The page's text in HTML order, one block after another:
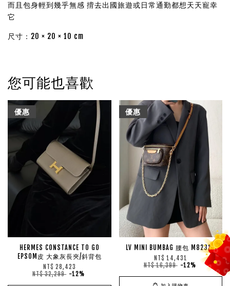
而且包身輕到幾乎無感 揹去出國旅遊或日常通勤都想天天寵幸
它
尺寸：20 × 20 × 10 cm
您可能也喜歡
優惠
HERMES CONSTANCE TO GO
EPSOM皮 大象灰長夾/斜背包
NT$ 28,423
NT$ 32,299 -12%
優惠
LV MINI BUMBAG 腰包 M82335
NT$ 14,431
NT$ 16,399 -12%